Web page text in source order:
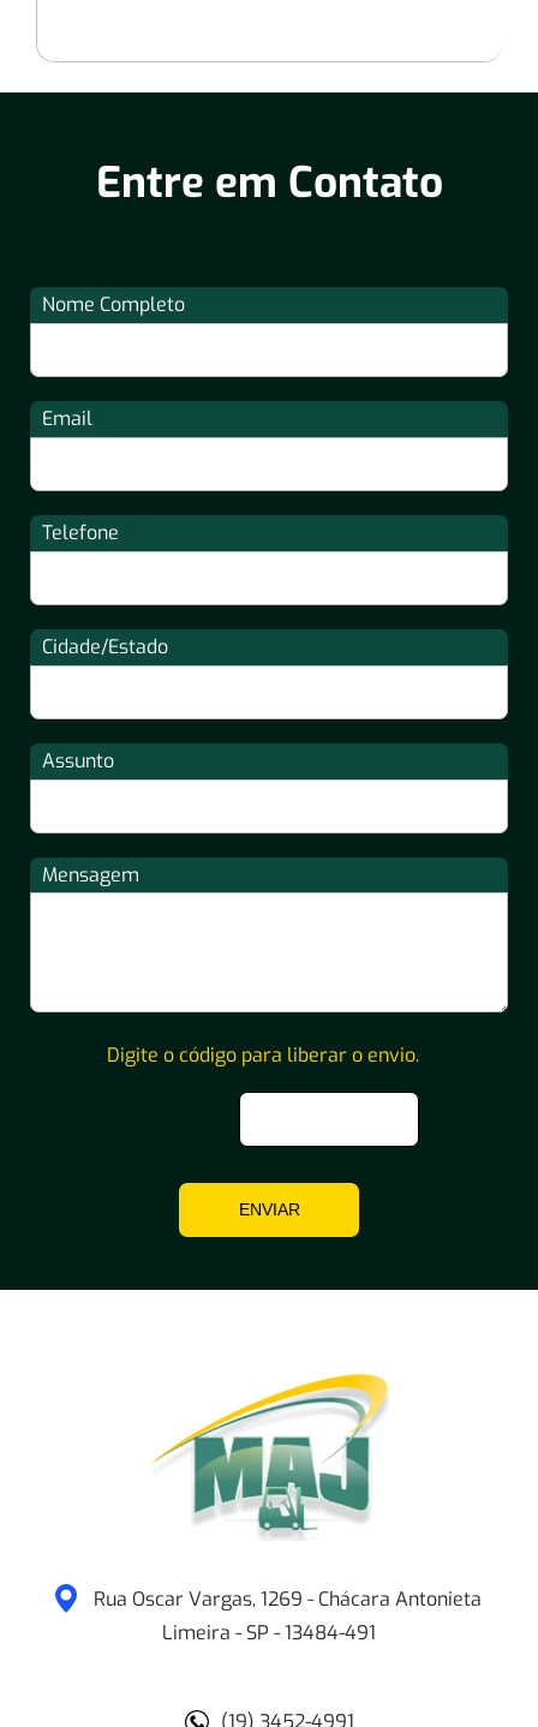
Entre em Contato
Nome Completo
Email
Telefone
Cidade/Estado
Assunto
Mensagem
Digite o código para liberar o envio.
ENVIAR
Rua Oscar Vargas, 1269 - Chácara Antonieta
Limeira - SP -13484-491